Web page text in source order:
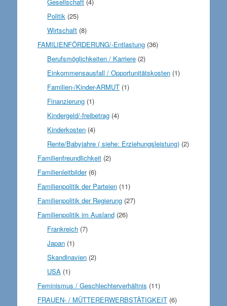
Politik (25)
Wirtschaft (8)
FAMILIENFÖRDERUNG/-Entlastung(36)
Berufsmöglichkeiten / Karriere (2)
Einkommensausfall / Opportunitätskosten (1)
Familien-/Kinder-ARMUT (1)
Finanzierung (1)
Kindergeld/-freibetrag (4)
Kinderkosten (4)
Rente/Babyjahre ( siehe: Erziehungsleistung) (2)
Familienfreundlichkeit(2)
Familienleitbilder(6)
Familienpolitik der Parteien(11)
Familienpolitik der Regierung(27)
Familienpolitik im Ausland(26)
Frankreich (7)
Japan (1)
Skandinavien (2)
USA (1)
Feminismus / Geschlechterverhältnis (11)
FRAUEN- / MÜTTERERWERBSTÄTIGKEIT(6)